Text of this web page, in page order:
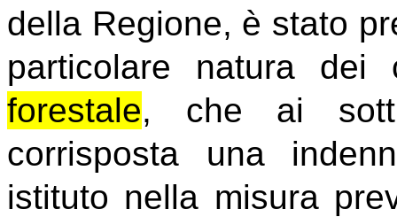
della Regione, è stato
particolare natura
forestale, che ai
corrisposta una
istituto nella misura